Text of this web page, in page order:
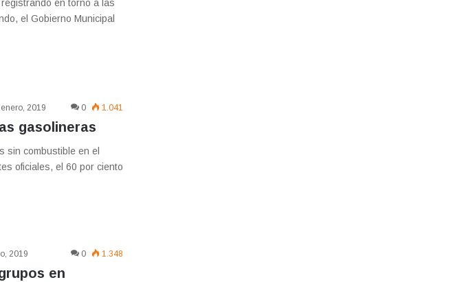
en torno a las
el Gobierno Municipal
enero, 2019 0 1.041
gasolineras
sin combustible en el
oficiales, el 60 por ciento
2019 0 1.348
en